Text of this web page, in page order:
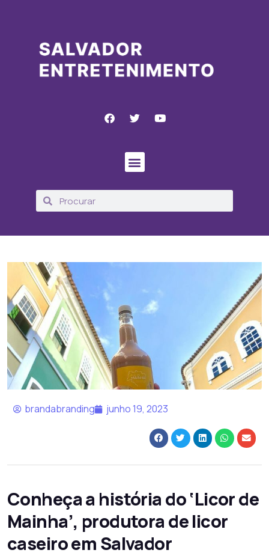
brandabranding junho 19, 2023
Conheça a história do ‘Licor de
Mainha’, produtora de licor
caseiro em Salvador